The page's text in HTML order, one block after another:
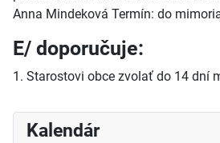
Anna Mindeková Termín: do
E/ doporučuje:
1. Starostovi obce zvolať do 14 dní
Kalendár